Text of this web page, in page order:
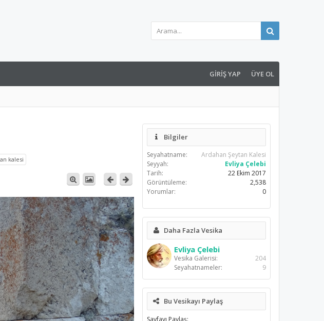
GIRIŞ YAP ÜYE OL
kalesi
Bilgiler
Seyahatname:
Ardahan Şeytan Kalesi
Seyyah:
Evliya Çelebi
Tarih:
22 Ekim 2017
Görüntüleme:
2,538
Yorumlar:
0
Daha Fazla Vesika
Evliya Çelebi
Vesika Galerisi:
204
Seyahatnameler:
9
Bu Vesikayı Paylaş
Sayfayı Paylaş: